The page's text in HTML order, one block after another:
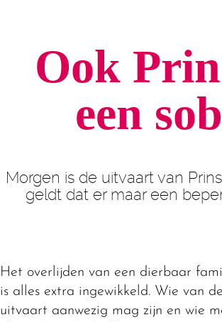
Ook
een
Morgen is de uitvaart van
geldt dat er maar een
Het overlijden van een dierbaar
is alles extra ingewikkeld. Wie van
uitvaart aanwezig mag zijn en wie